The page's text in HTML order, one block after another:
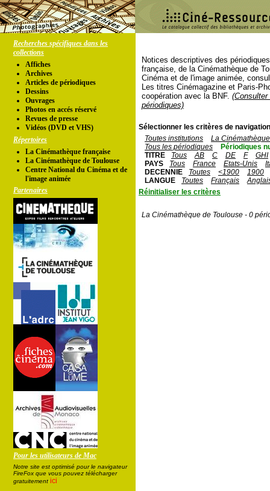
Recherches spécifiques dans les
collections
Affiches
Archives
Articles de périodiques
Dessins
Ouvrages
Photos en accés réservé
Revues de presse
Vidéos (DVD et VHS)
Répertoires
La Cinémathèque française
La Cinémathèque de Toulouse
Centre National du Cinéma et de
l'image animée
Partenaires
Pour les utilisateurs de Mac
Notre site est optimisé pour le navigateur
FireFox que vous pouvez télécharger
gratuitement ici
Notices descriptives des
française, de la Cinémathèque de
Cinéma et de l'image animée,
Les titres Cinémagazine et Paris-
coopération avec la BNF.
périodiques)
Sélectionner les critères de
Toutes institutions
La
Tous les périodiques
Périodiques
TITRE
Tous AB C DE F
GHI
PAYS
Tous France Etats-Unis
DECENNIE
Toutes <1900
1900
LANGUE
Toutes Français
Réinitialiser les critères
La Cinémathèque de Toulouse - 0